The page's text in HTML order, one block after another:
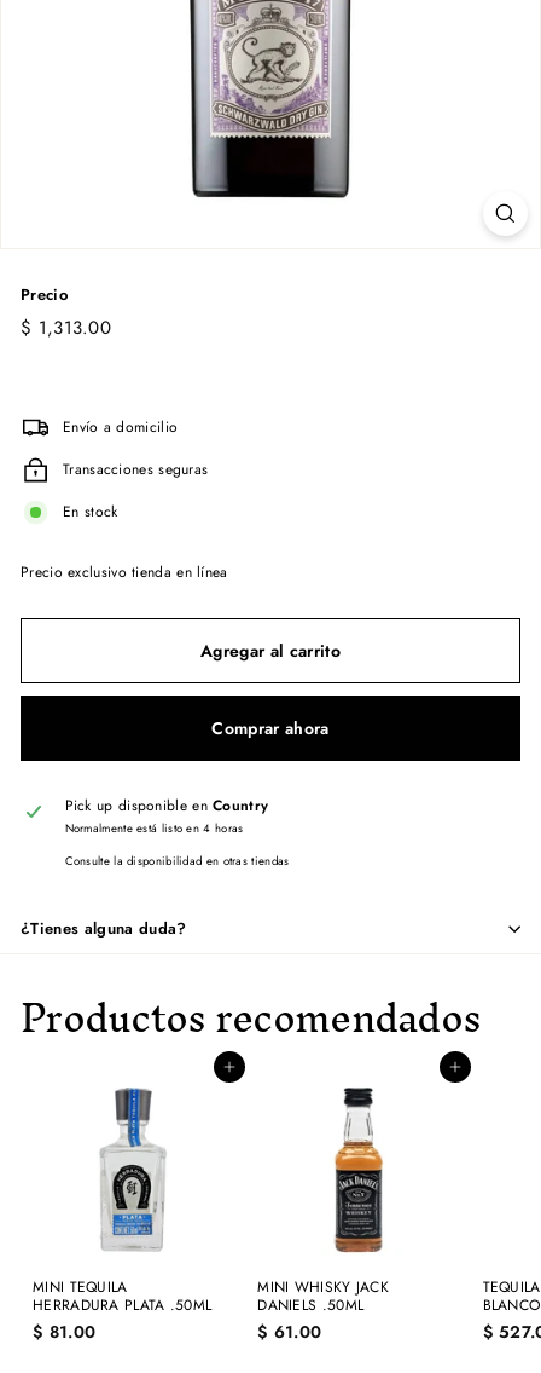
Precio
Precio
habitual
$ 1,313.00$
Envío a domicilio
Transacciones seguras
En stock
Precio exclusivo tienda en línea
Agregar al carrito
Comprar ahora
Pick up disponible enCountry
Normalmente está listo en 4 horas
Consulte la disponibilidad en otras tiendas
¿Tienes alguna duda?
Productos recomendados
Agregar al carrito
MINI TEQUILA
HERRADURA PLATA .50ML
$ 81.00$
Agregar al carrito
MINI WHISKY JACK
DANIELS .50ML
$ 61.00$
$